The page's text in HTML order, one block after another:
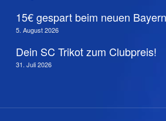
15€ gespart beim neuen
5. August 2026
Dein SC Trikot zum Clubpreis!
31. Juli 2026